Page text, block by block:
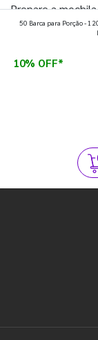
Prepare a
que fazem toda
50 Barca para Porção -
10% OFF*